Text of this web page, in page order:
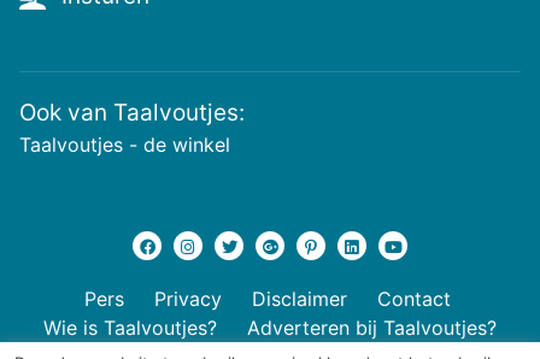
Ook van Taalvoutjes:
Taalvoutjes - de winkel
Pers Privacy Disclaimer
Contact
Wie is Taalvoutjes?
Adverteren bij Taalvoutjes?